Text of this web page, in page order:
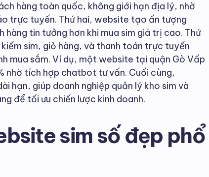
hàng toàn quốc, không giới hạn địa lý, nhờ
trực tuyến. Thứ hai, website tạo ấn tượng
hàng tin tưởng hơn khi mua sim giá trị cao. Thứ
sim, giỏ hàng, và thanh toán trực tuyến
mua sắm. Ví dụ, một website tại quận Gò Vấp
nhờ tích hợp chatbot tư vấn. Cuối cùng,
hạn, giúp doanh nghiệp quản lý kho sim và
để tối ưu chiến lược kinh doanh.
sim số đẹp phổ